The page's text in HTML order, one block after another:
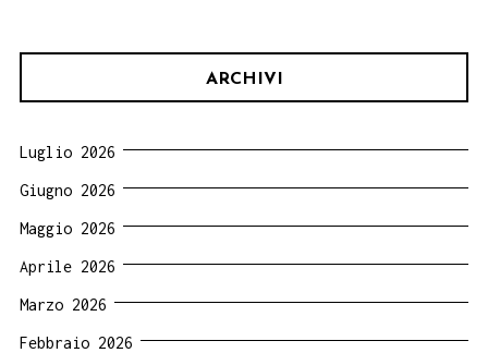
ARCHIVI
Luglio 2026
Giugno 2026
Maggio 2026
Aprile 2026
Marzo 2026
Febbraio 2026